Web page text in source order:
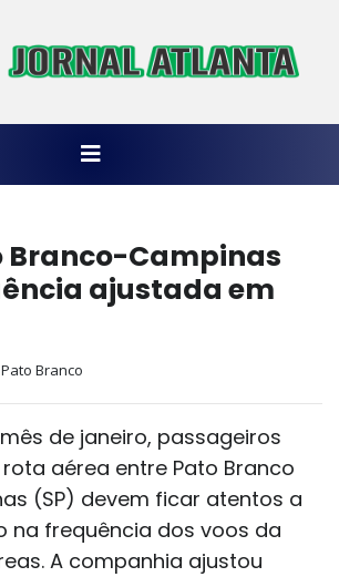
Branco-Campinas
ajustada em
Pato Branco
de janeiro, passageiros
aérea entre Pato Branco
(SP) devem ficar atentos a
na frequência dos voos da
A companhia ajustou